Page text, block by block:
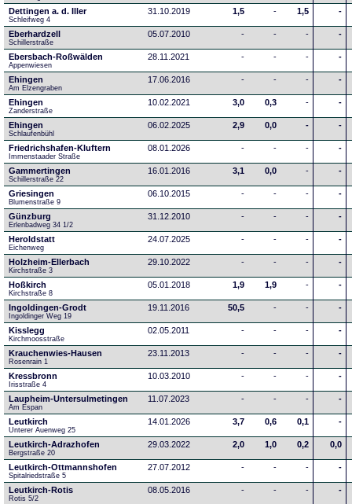
Dettingen a. d. Iller
Schleifweg 4
31.10.2019 1,5 - 1,5 -
Eberhardzell
Schillerstraße
05.07.2010 - - - -
Ebersbach-Roßwälden
Appenwiesen
28.11.2021 - - - -
Ehingen
Am Elzengraben
17.06.2016 - - - -
Ehingen
Zanderstraße
10.02.2021 3,0 0,3 - -
Ehingen
Schlaufenbühl
06.02.2025 2,9 0,0 - -
Friedrichshafen-Kluftern
Immenstaader Straße
08.01.2026 - - - -
Gammertingen
Schillerstraße 22
16.01.2016 3,1 0,0 - -
Griesingen
Blumenstraße 9
06.10.2015 - - - -
Günzburg
Erlenbadweg 34 1/2
31.12.2010 - - - -
Heroldstatt
Eichenweg
24.07.2025 - - - -
Holzheim-Ellerbach
Kirchstraße 3
29.10.2022 - - - -
Hoßkirch
Kirchstraße 8
05.01.2018 1,9 1,9 - -
Ingoldingen-Grodt
Ingoldinger Weg 19
19.11.2016 50,5 - - -
Kisslegg
Kirchmoosstraße
02.05.2011 - - - -
Krauchenwies-Hausen
Rosenrain 1
23.11.2013 - - - -
Kressbronn
Irisstraße 4
10.03.2010 - - - -
Laupheim-Untersulmetingen
Am Espan
11.07.2023 - - - -
Leutkirch
Unterer Auenweg 25
14.01.2026 3,7 0,6 0,1 -
Leutkirch-Adrazhofen
Bergstraße 20
29.03.2022 2,0 1,0 0,2 0,0
Leutkirch-Ottmannshofen
Spitalriedstraße 5
27.07.2012 - - - -
Leutkirch-Rotis
Rotis 5/2
08.05.2016 - - - -